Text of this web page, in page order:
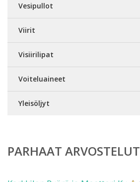
Vesipullot
Viirit
Visiirilipat
Voiteluaineet
Yleisöljyt
PARHAAT ARVOSTELUT